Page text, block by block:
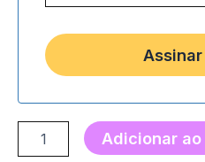
Adicionar